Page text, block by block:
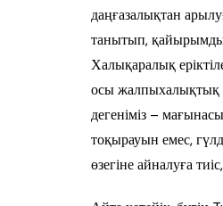
даңғазалықтан
танытып,
Халықаралық
осы жалпыхалықтық
дегеніміз –
тоқырауын емес,
өзегіне айналуға